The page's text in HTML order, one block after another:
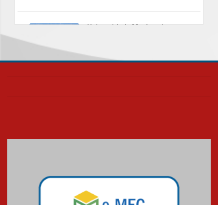
Universidade Mackenzie
das novas tecnologias em
04.08.2026